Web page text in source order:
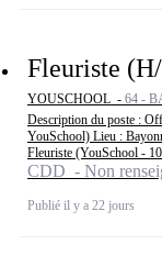
Fleuriste
YOUSCHOOL - 64 -
Description du poste :
YouSchool) Lieu :
Fleuriste (YouSchool -
CDD - Non
Publié il y a 22 jours